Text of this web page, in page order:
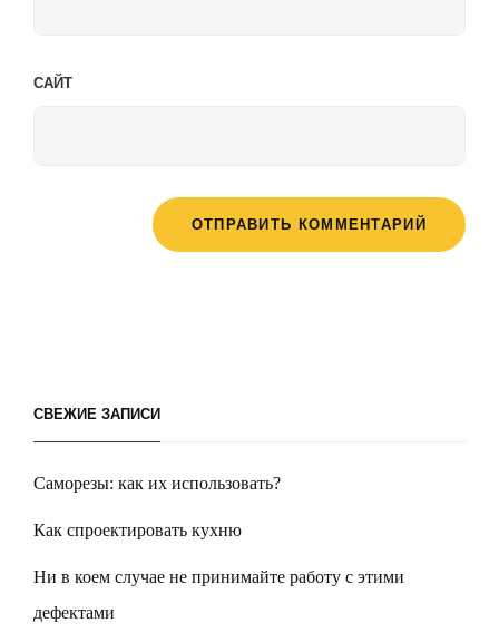
САЙТ
СВЕЖИЕ ЗАПИСИ
Саморезы: как их использовать?
Как спроектировать кухню
Ни в коем случае не принимайте работу с этими
дефектами